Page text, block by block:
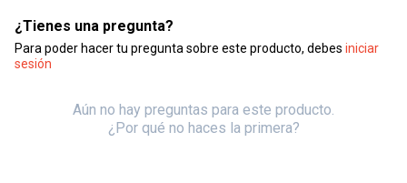
¿Tienes una pregunta?
Para poder hacer tu pregunta sobre este producto, debes iniciar
sesión
Aún no hay preguntas para este producto.
¿Por qué no haces la primera?